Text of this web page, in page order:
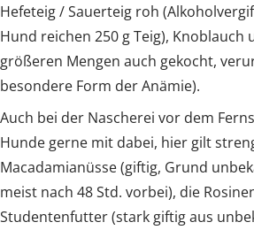
Hefeteig / Sauerteig roh
Hund reichen 250 g Teig), Knoblauch
größeren Mengen auch gekocht,
besondere Form der Anämie).
Auch bei der Nascherei vor dem
Hunde gerne mit dabei, hier gilt
Macadamianüsse (giftig, Grund
meist nach 48 Std. vorbei), die
Studentenfutter (stark giftig aus